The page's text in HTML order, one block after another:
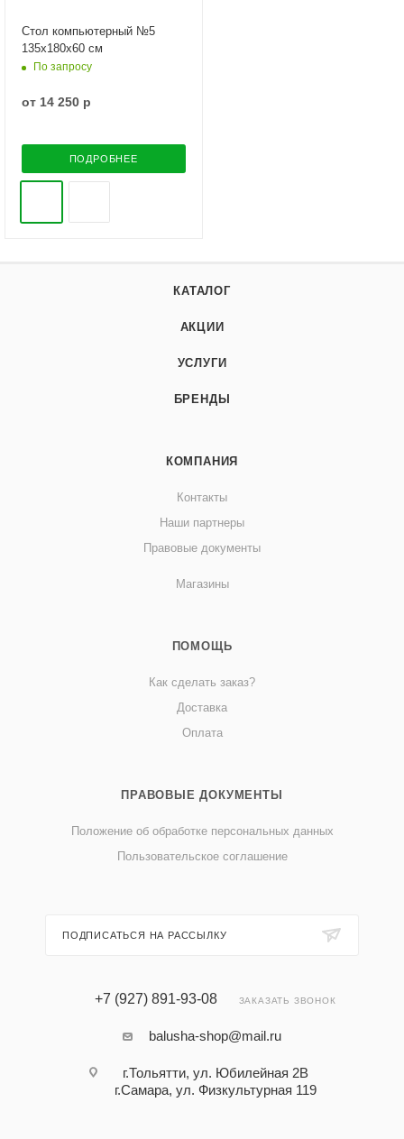
Стол компьютерный №5
135х180х60 см
По запросу
от 14 250 р
ПОДРОБНЕЕ
КАТАЛОГ
АКЦИИ
УСЛУГИ
БРЕНДЫ
КОМПАНИЯ
Контакты
Наши партнеры
Правовые документы
Магазины
ПОМОЩЬ
Как сделать заказ?
Доставка
Оплата
ПРАВОВЫЕ ДОКУМЕНТЫ
Положение об обработке персональных данных
Пользовательское соглашение
ПОДПИСАТЬСЯ НА РАССЫЛКУ
+7 (927) 891-93-08 ЗАКАЗАТЬ ЗВОНОК
balusha-shop@mail.ru
г.Тольятти, ул. Юбилейная 2В
г.Самара, ул. Физкультурная 119